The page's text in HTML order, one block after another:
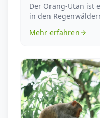
Der Orang-Utan ist
in den
Mehr erfahren